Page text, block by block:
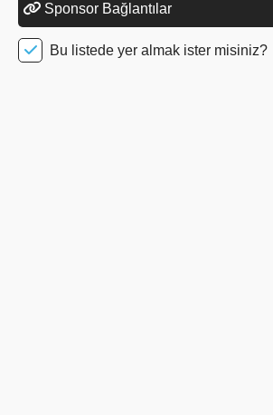
Sponsor Bağlantılar
Bu listede yer almak ister misiniz?